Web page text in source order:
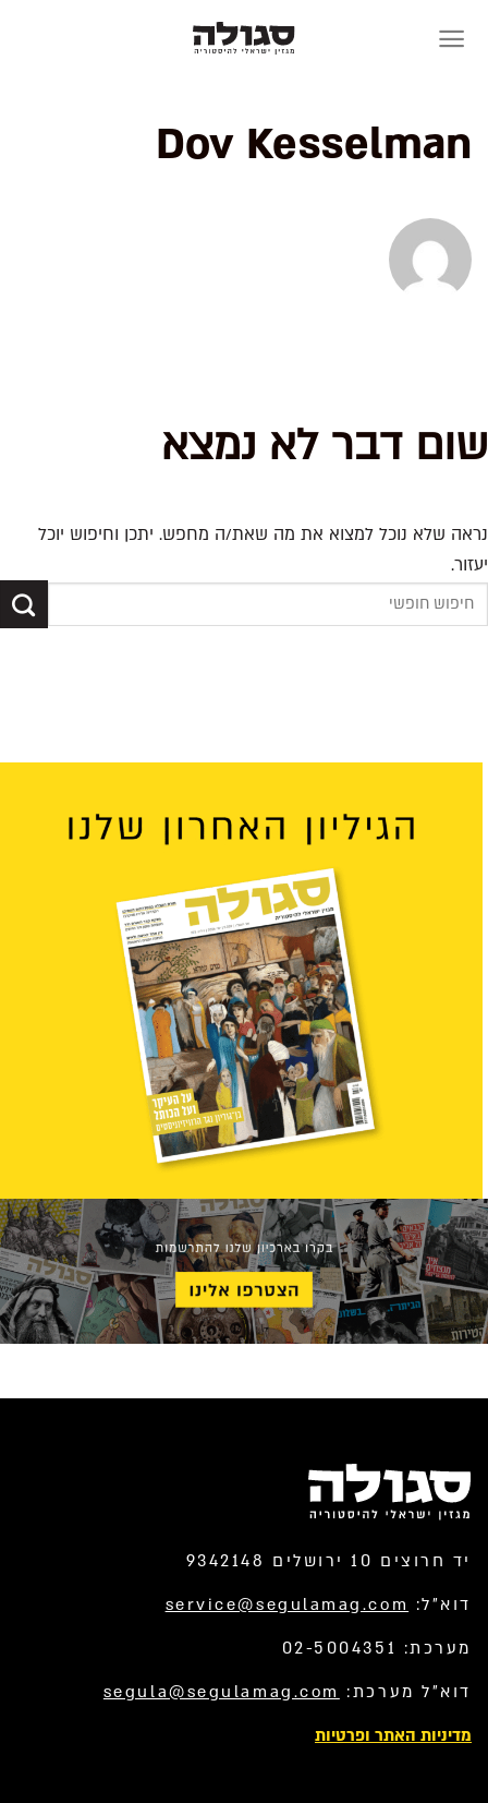
Dov Kesselman
שום דבר לא נמצא
נראה שלא נוכל למצוא את מה שאת/ה מחפש. יתכן וחיפוש יוכל
יעזור.
יד חרוצים 10 ירושלים 9342148
דוא”ל: service@segulamag.com
מערכת: 02-5004351
דוא”ל מערכת: segula@segulamag.com
מדיניות האתר ופרטיות